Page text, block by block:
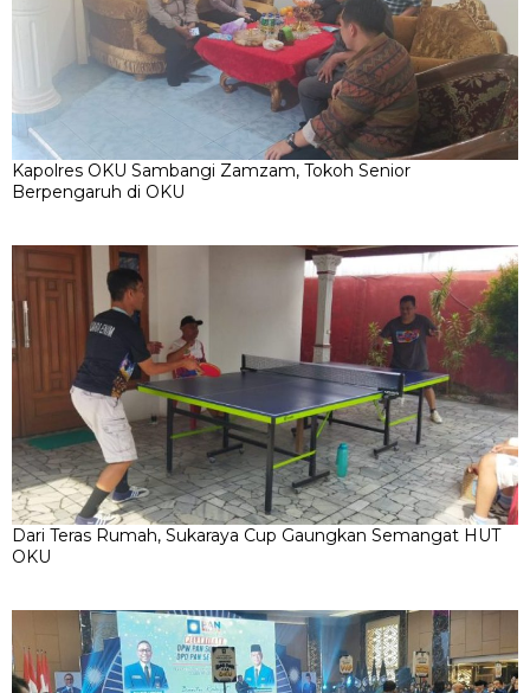
Kapolres OKU Sambangi Zamzam, Tokoh Senior
Berpengaruh di OKU
Dari Teras Rumah, Sukaraya Cup Gaungkan Semangat HUT
OKU